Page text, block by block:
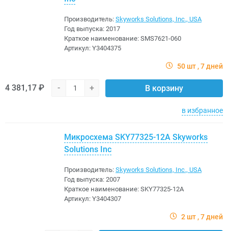
Производитель: Skyworks Solutions, Inc., USA
Год выпуска: 2017
Краткое наименование: SMS7621-060
Артикул: Y3404375
50 шт 7 дней
4 381,17 ₽ - + В корзину
в избранное
Микросхема SKY77325-12A Skyworks
Solutions Inc
Производитель: Skyworks Solutions, Inc., USA
Год выпуска: 2007
Краткое наименование: SKY77325-12A
Артикул: Y3404307
2 шт 7 дней